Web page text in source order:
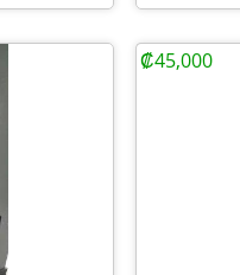
₡45,000